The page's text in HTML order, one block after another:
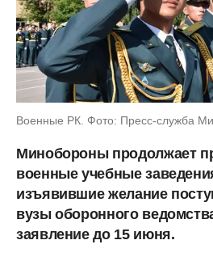
Военные РК. Фото: Пресс-служба
Минобороны продолжает
военные учебные
изъявившие желание
вузы оборонного
заявление до 15 июня.